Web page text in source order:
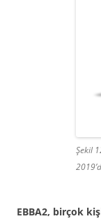
Şekil
EBBA2, birçok